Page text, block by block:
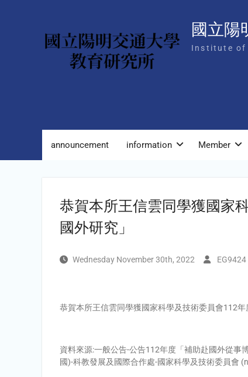
國立陽
Institute of
announcement information Member
恭賀本所王信雲同學獲國家
國外研究」
Wednesday November 30th, 2022 EG9424
恭賀本所王信雲同學獲國家科學及技術委員會112年
資料來源:一般公告-公告112年度「補助赴國外從事
國)-科教發展及國際合作處-國家科學及技術委員會